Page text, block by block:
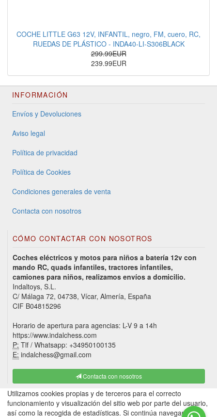
COCHE LITTLE G63 12V, INFANTIL, negro, FM, cuero, RC,
RUEDAS DE PLÁSTICO - INDA40-LI-S306BLACK
299.99EUR
239.99EUR
INFORMACIÓN
Envíos y Devoluciones
Aviso legal
Política de privacidad
Política de Cookies
Condiciones generales de venta
Contacta con nosotros
CÓMO CONTACTAR CON NOSOTROS
Coches eléctricos y motos para niños a batería 12v con
mando RC, quads infantiles, tractores infantiles,
camiones para niños, realizamos envíos a domicilio.
Indaltoys, S.L.
C/ Málaga 72, 04738, Vícar, Almería, España
CIF B04815296
Horario de apertura para agencias: L-V 9 a 14h
https://www.indalchess.com
P: Tlf / Whatsapp: +34950100135
E: indalchess@gmail.com
Contacta con nosotros
Utilizamos cookies propias y de terceros para el correcto
funcionamiento y visualización del sitio web por parte del usuario,
así como la recogida de estadísticas. Si continúa navegando,